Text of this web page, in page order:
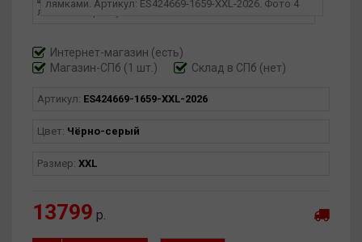
Интернет-магазин (есть)
Магазин-СПб (1 шт.)
Склад в СПб (нет)
Артикул: ES424669-1659-XXL-2026
Цвет: Чёрно-серый
Размер: XXL
13799 р.